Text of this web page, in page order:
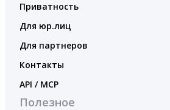
Приватность
Для юр.лиц
Для партнеров
Контакты
API / MCP
Полезное